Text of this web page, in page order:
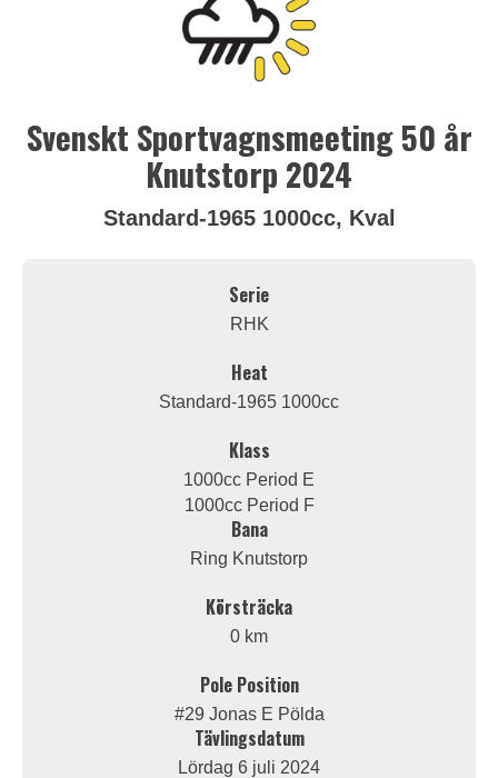
Svenskt Sportvagnsmeeting 50 år
Knutstorp 2024
Standard-1965 1000cc, Kval
Serie
RHK
Heat
Standard-1965 1000cc
Klass
1000cc Period E
1000cc Period F
Bana
Ring Knutstorp
Körsträcka
0 km
Pole Position
#29 Jonas E Pölda
Tävlingsdatum
Lördag 6 juli 2024